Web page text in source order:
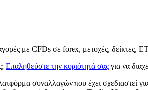
με CFDs σε forex, μετοχές, δείκτες,
Επαληθεύστε την κυριότητά σας για να
συναλλαγών που έχει σχεδιαστεί